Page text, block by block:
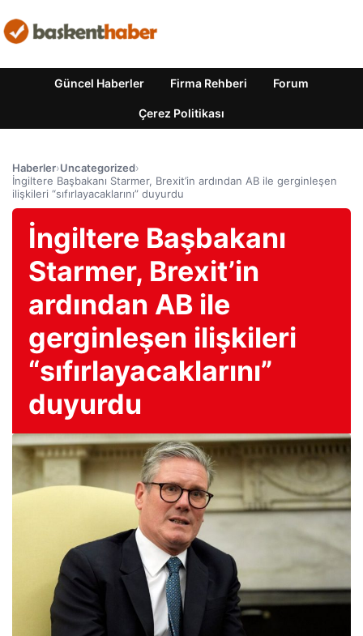
Güncel Haberler Firma Rehberi Forum
Çerez Politikası
Haberler›Uncategorized›
İngiltere Başbakanı Starmer, Brexit’in ardından AB ile gerginleşen
ilişkileri “sıfırlayacaklarını” duyurdu
İngiltere Başbakanı
Starmer, Brexit’in
ardından AB ile
gerginleşen ilişkileri
“sıfırlayacaklarını”
duyurdu